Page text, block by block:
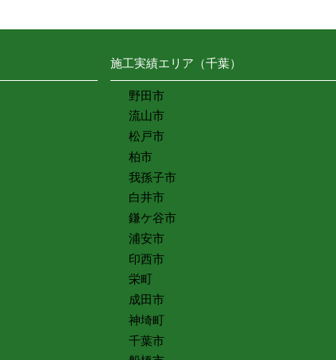
施工実績エリア（千葉）
野田市
流山市
松戸市
柏市
我孫子市
白井市
鎌ケ谷市
浦安市
印西市
栄町
成田市
神埼町
千葉市